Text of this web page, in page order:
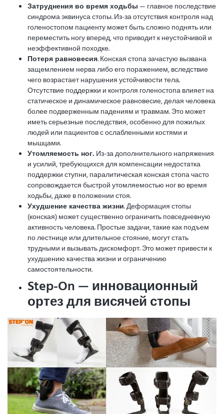
Затруднения во время ходьбы— главное последствие
синдрома эквинуса стопы. Из-за отсутствия контроля над
голеностопом пациенту может быть сложно поднять или
переместить ногу вперед, что приводит к неустойчивой и
неэффективной походке.
Потеря равновесия. Конская стопа зачастую вызвана
защемлением нерва либо его поражением, вследствие
чего возрастает нарушения устойчивости тела.
Отсутствие поддержки и контроля голеностопа влияет на
статическое и динамическое равновесие, делая человека
более подверженным падениям и травмам. Это может
иметь серьезные последствия, особенно для пожилых
людей или пациентов с ослабленными костями и
мышцами.
Утомляемость ног. Из-за дополнительного напряжения
и усилий, требующихся для компенсации недостатка
поддержки ступни, паралитическая конская стопа часто
сопровождается быстрой утомляемостью ног во время
ходьбы, даже в положении стоя.
Ухудшение качества жизни. Деформация стопы
(конская) может существенно ограничить повседневную
активность человека. Простые задачи, такие как подъем
по лестнице или длительное стояние, могут стать
трудными и вызывать дискомфорт. Это может привести к
ухудшению качества жизни и ограничению
самостоятельности.
Step-On — инновационный
ортез для висячей стопы